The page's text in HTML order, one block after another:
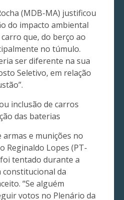
(MDB-MA) justificou
do impacto ambiental
que, do berço ao
no túmulo.
ser diferente na sua
Seletivo, em relação
inclusão de carros
das baterias
armas e munições no
Reginaldo Lopes (PT-
tentado durante a
constitucional da
“Se alguém
votos no Plenário da